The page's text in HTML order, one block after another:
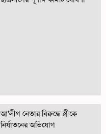
আ’লীগ নেতার বিরুদ্ধে স্ত্রীকে
নির্যাতনের অভিযোগ